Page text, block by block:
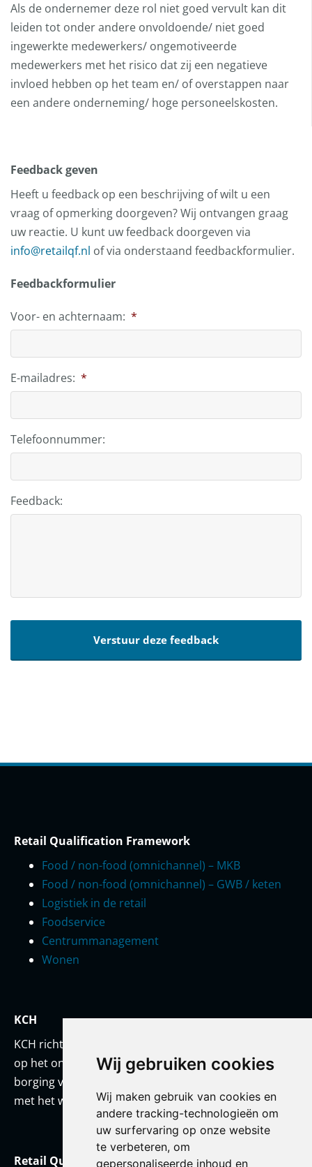
Wij gebruiken cookies
Wij maken gebruik van cookies en
andere tracking-technologieën om
uw surfervaring op onze website
te verbeteren, om
gepersonaliseerde inhoud en
Als de ondernemer deze rol niet goed vervult kan dit
leiden tot onder andere onvoldoende/ niet goed
ingewerkte medewerkers/ ongemotiveerde
medewerkers met het risico dat zij een negatieve
invloed hebben op het team en/ of overstappen naar
een andere onderneming/ hoge personeelskosten.
Feedback geven
Heeft u feedback op een beschrijving of wilt u een
vraag of opmerking doorgeven? Wij ontvangen graag
uw reactie. U kunt uw feedback doorgeven via
info@retailqf.nl of via onderstaand feedbackformulier.
Feedbackformulier
Voor- en achternaam: *
E-mailadres: *
Telefoonnummer:
Feedback:
Retail Qualification Framework
Food / non-food (omnichannel) – MKB
Food / non-food (omnichannel) – GWB / keten
Logistiek in de retail
Foodservice
Centrummanagement
Wonen
KCH
KCH richt zich met een team van onderwijskundigen
op het ontwikkelen van prestatiestandaarden en
borging van kwaliteit. KCH werkt altijd in co-creatie
met het werkveld en/of met haar opdrachtgever.
Retail Qualification Framework